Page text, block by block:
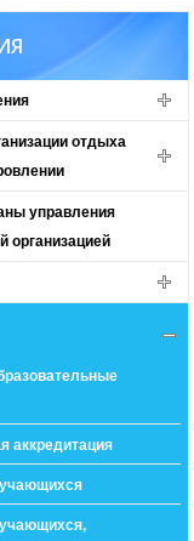
отдыха
управления
организацией
аккредитация